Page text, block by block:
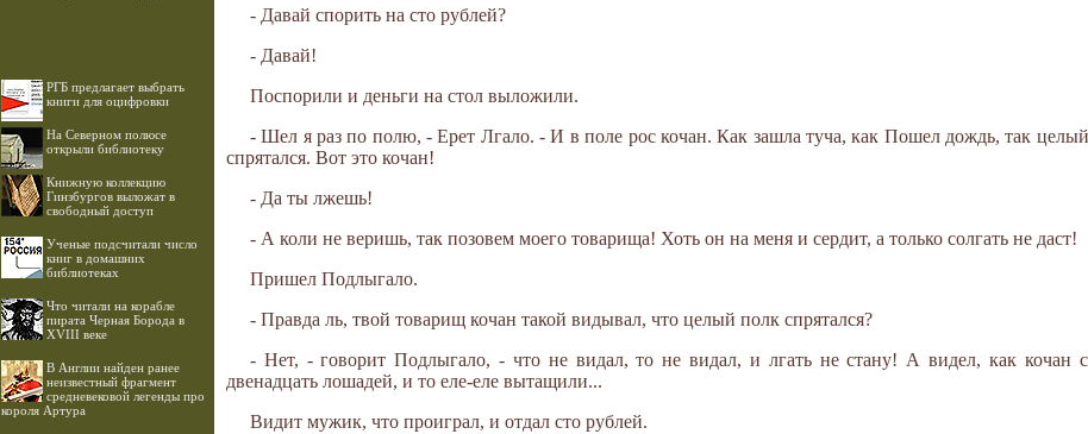
РГБ предлагает выбрать
книги для оцифровки
На Северном полюсе
открыли библиотеку
Книжную коллекцию
Гинзбургов выложат в
свободный доступ
Ученые подсчитали число
книг в домашних
библиотеках
Что читали на корабле
пирата Черная Борода в
XVIII веке
В Англии найден ранее
неизвестный фрагмент
средневековой легенды про
короля Артура
- Давай спорить на сто рублей?
- Давай!
Поспорили и деньги на стол выложили.
- Шел я раз по полю, - Ерет Лгало. - И в поле рос кочан. Как зашла туча, как Пошел дождь, так
спрятался. Вот это кочан!
- Да ты лжешь!
- А коли не веришь, так позовем моего товарища! Хоть он на меня и сердит, а только солгать не даст!
Пришел Подлыгало.
- Правда ль, твой товарищ кочан такой видывал, что целый полк спрятался?
- Нет, - говорит Подлыгало, - что не видал, то не видал, и лгать не стану! А видел, как кочан
двенадцать лошадей, и то еле-еле вытащили...
Видит мужик, что проиграл, и отдал сто рублей.